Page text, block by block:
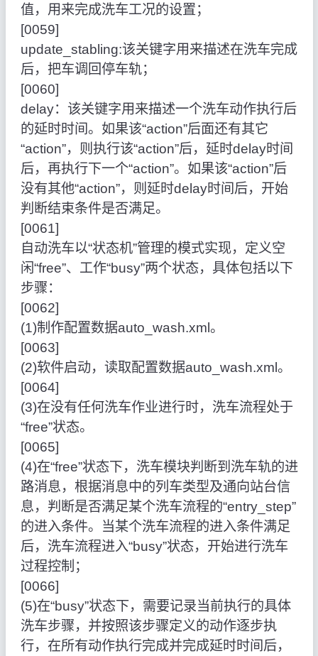
值，用来完成洗车工况的设置；
[0059]
update_stabling:该关键字用来描述在洗车完成
后，把车调回停车轨；
[0060]
delay：该关键字用来描述一个洗车动作执行后
的延时时间。如果该“action”后面还有其它
“action”，则执行该“action”后，延时delay时间
后，再执行下一个“action”。如果该“action”后
没有其他“action”，则延时delay时间后，开始
判断结束条件是否满足。
[0061]
自动洗车以“状态机”管理的模式实现，定义空
闲“free”、工作“busy”两个状态，具体包括以下
步骤：
[0062]
(1)制作配置数据auto_wash.xml。
[0063]
(2)软件启动，读取配置数据auto_wash.xml。
[0064]
(3)在没有任何洗车作业进行时，洗车流程处于
“free”状态。
[0065]
(4)在“free”状态下，洗车模块判断到洗车轨的进
路消息，根据消息中的列车类型及通向站台信
息，判断是否满足某个洗车流程的“entry_step”
的进入条件。当某个洗车流程的进入条件满足
后，洗车流程进入“busy”状态，开始进行洗车
过程控制；
[0066]
(5)在“busy”状态下，需要记录当前执行的具体
洗车步骤，并按照该步骤定义的动作逐步执
行，在所有动作执行完成并完成延时时间后，